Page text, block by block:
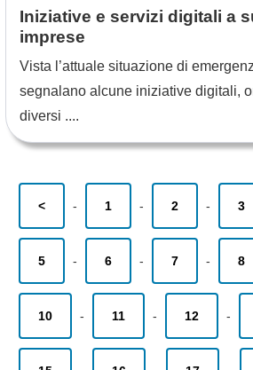
Iniziative e servizi digitali a
imprese
Vista l’attuale situazione di
segnalano alcune iniziative digitali,
diversi ....
< - 1 - 2 - 3
5 - 6 - 7 - 8
10 - 11 - 12 -